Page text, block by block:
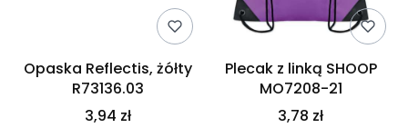
Opaska Reflectis, żółty
R73136.03
3,94 zł
Plecak z linką SHOOP
MO7208-21
3,78 zł